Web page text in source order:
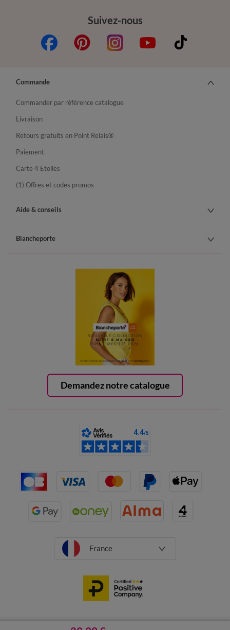
Suivez-nous
Demandez notre catalogue
Commande
Commander par référence catalogue
Livraison
Retours gratuits en Point Relais®
Paiement
Carte 4 Etoiles
(1) Offres et codes promos
Aide & conseils
Blancheporte
France